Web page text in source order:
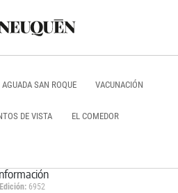
SAN ROQUE VACUNACIÓN
DE VISTA EL COMEDOR
Edición: 6952